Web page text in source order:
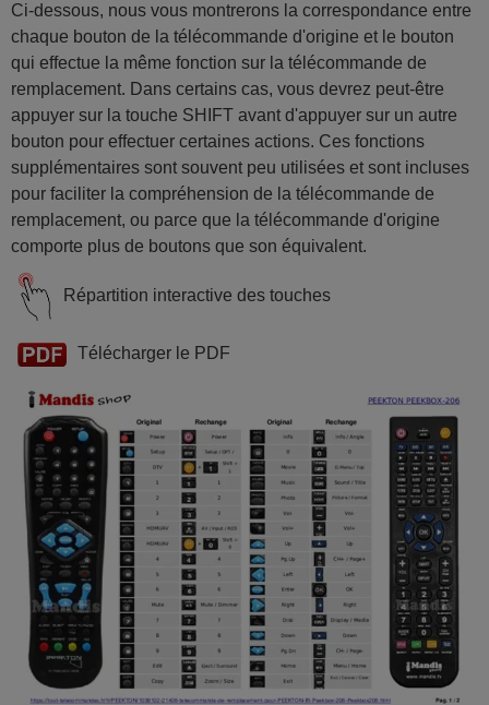
Ci-dessous, nous vous montrerons la correspondance entre
chaque bouton de la télécommande d'origine et le bouton
qui effectue la même fonction sur la télécommande de
remplacement. Dans certains cas, vous devrez peut-être
appuyer sur la touche SHIFT avant d'appuyer sur un autre
bouton pour effectuer certaines actions. Ces fonctions
supplémentaires sont souvent peu utilisées et sont incluses
pour faciliter la compréhension de la télécommande de
remplacement, ou parce que la télécommande d'origine
comporte plus de boutons que son équivalent.
Répartition interactive des touches
Télécharger le PDF